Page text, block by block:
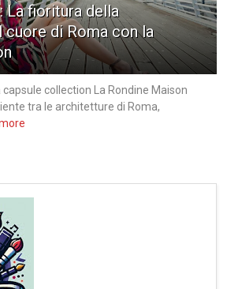
La fioritura della
di Roma con la
capsule collection La Rondine Maison
tra le architetture di Roma,